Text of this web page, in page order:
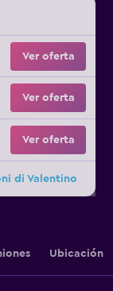
Ver oferta
Ver oferta
Ver oferta
di Valentino
Ubicación